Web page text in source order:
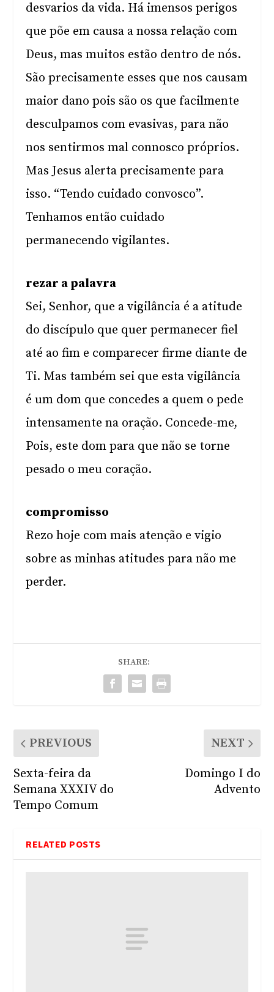
desvarios da vida. Há imensos perigos
que põe em causa a nossa relação com
Deus, mas muitos estão dentro de nós.
São precisamente esses que nos causam
maior dano pois são os que facilmente
desculpamos com evasivas, para não
nos sentirmos mal connosco próprios.
Mas Jesus alerta precisamente para
isso. “Tendo cuidado convosco”.
Tenhamos então cuidado
permanecendo vigilantes.
rezar a palavra
Sei, Senhor, que a vigilância é a atitude
do discípulo que quer permanecer fiel
até ao fim e comparecer firme diante de
Ti. Mas também sei que esta vigilância
é um dom que concedes a quem o pede
intensamente na oração. Concede-me,
Pois, este dom para que não se torne
pesado o meu coração.
compromisso
Rezo hoje com mais atenção e vigio
sobre as minhas atitudes para não me
perder.
SHARE:
PREVIOUS
Sexta-feira da
Semana XXXIV do
Tempo Comum
NEXT
Domingo I do
Advento
RELATED POSTS